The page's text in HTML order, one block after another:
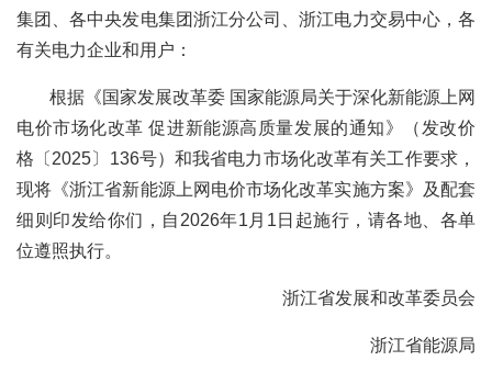
集团、各中央发电集团浙江分公司、浙江电力交易中心，各
有关电力企业和用户：
根据《国家发展改革委 国家能源局关于深化新能源上网
电价市场化改革 促进新能源高质量发展的通知》（发改价
格〔2025〕136号）和我省电力市场化改革有关工作要求，
现将《浙江省新能源上网电价市场化改革实施方案》及配套
细则印发给你们，自2026年1月1日起施行，请各地、各单
位遵照执行。
浙江省发展和改革委员会
浙江省能源局